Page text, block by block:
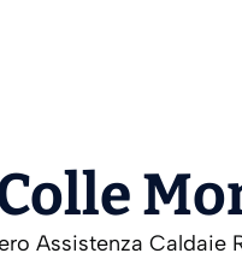
Assistenza